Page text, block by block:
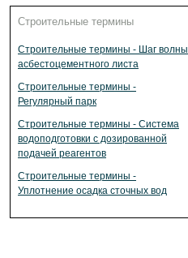
Строительные термины
Строительные термины - Шаг волны
асбестоцементного листа
Строительные термины -
Регулярный парк
Строительные термины - Система
водоподготовки с дозированной
подачей реагентов
Строительные термины -
Уплотнение осадка сточных вод